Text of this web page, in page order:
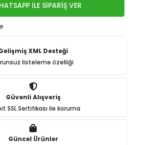
İLE SİPARİŞ VER
XML Desteği
listeleme özelliği
Güvenli Alışveriş
SSL Sertifikası ile koruma
Güncel Ürünler